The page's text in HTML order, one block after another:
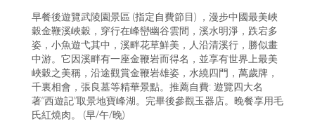
早餐後遊覽武陵園景區 (指定自費節目) ，漫步中國最美峽
穀金鞭溪峽穀，穿行在峰巒幽谷雲間，溪水明淨，跌宕多
姿，小魚遊弋其中，溪畔花草鮮美，人沿清溪行，勝似畫
中游。它因溪畔有一座金鞭岩而得名，並享有世界上最美
峽穀之美稱，沿途觀賞金鞭岩雄姿，水繞四門，萬歲牌，
千裏相會，張良墓等精華景點。推薦自費: 遊覽四大名
著“西遊記”取景地寶峰湖。完畢後參觀玉器店。晚餐享用毛
氏紅燒肉。 (早/午/晚)